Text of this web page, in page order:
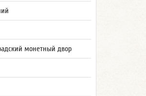
монетный двор